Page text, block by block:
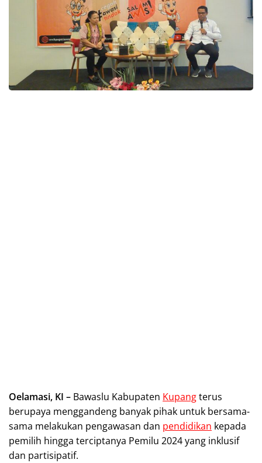
Oelamasi, KI – Bawaslu Kabupaten Kupangterus
berupaya menggandeng banyak pihak untuk bersama-
sama melakukan pengawasan dan pendidikan kepada
pemilih hingga terciptanya Pemilu 2024 yang inklusif
dan partisipatif.